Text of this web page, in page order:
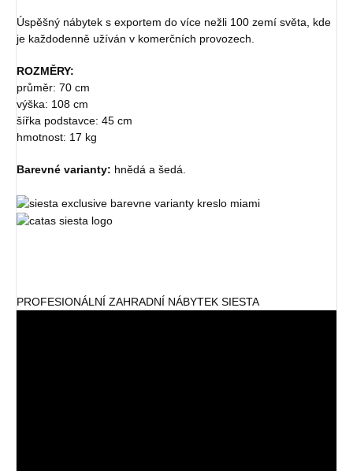
Úspěšný nábytek s exportem do více nežli 100 zemí světa, kde
je každodenně užíván v komerčních provozech.
ROZMĚRY:
průměr: 70 cm
výška: 108 cm
šířka podstavce: 45 cm
hmotnost: 17 kg
Barevné varianty: hnědá a šedá.
PROFESIONÁLNÍ ZAHRADNÍ NÁBYTEK SIESTA